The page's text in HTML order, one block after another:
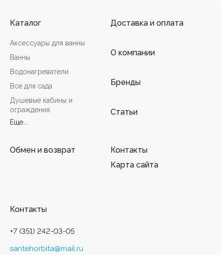
Каталог
Аксессуары для ванны
Ванны
Водонагреватели
Все для сада
Душевые кабины и
ограждения
Еще...
Доставка и оплата
О компании
Бренды
Статьи
Обмен и возврат
Контакты
Карта сайта
Контакты
+7 (351) 242-03-05
santehorbita@mail.ru